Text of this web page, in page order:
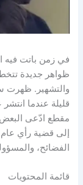
في زمن باتت فيه
ظواهر جديدة
والتشهير. ظهرت
قليلة عندما
مقطع ادّعى
إلى قضية رأي
الفضائح،
قائمة المحتويات